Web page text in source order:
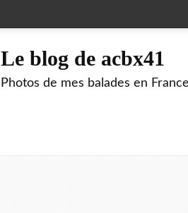
Le blog de acbx41
Photos de mes balades en